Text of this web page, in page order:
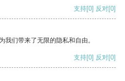
支持[0] 反对[0]
我们带来了无限的隐私和自由。
支持[0] 反对[0]